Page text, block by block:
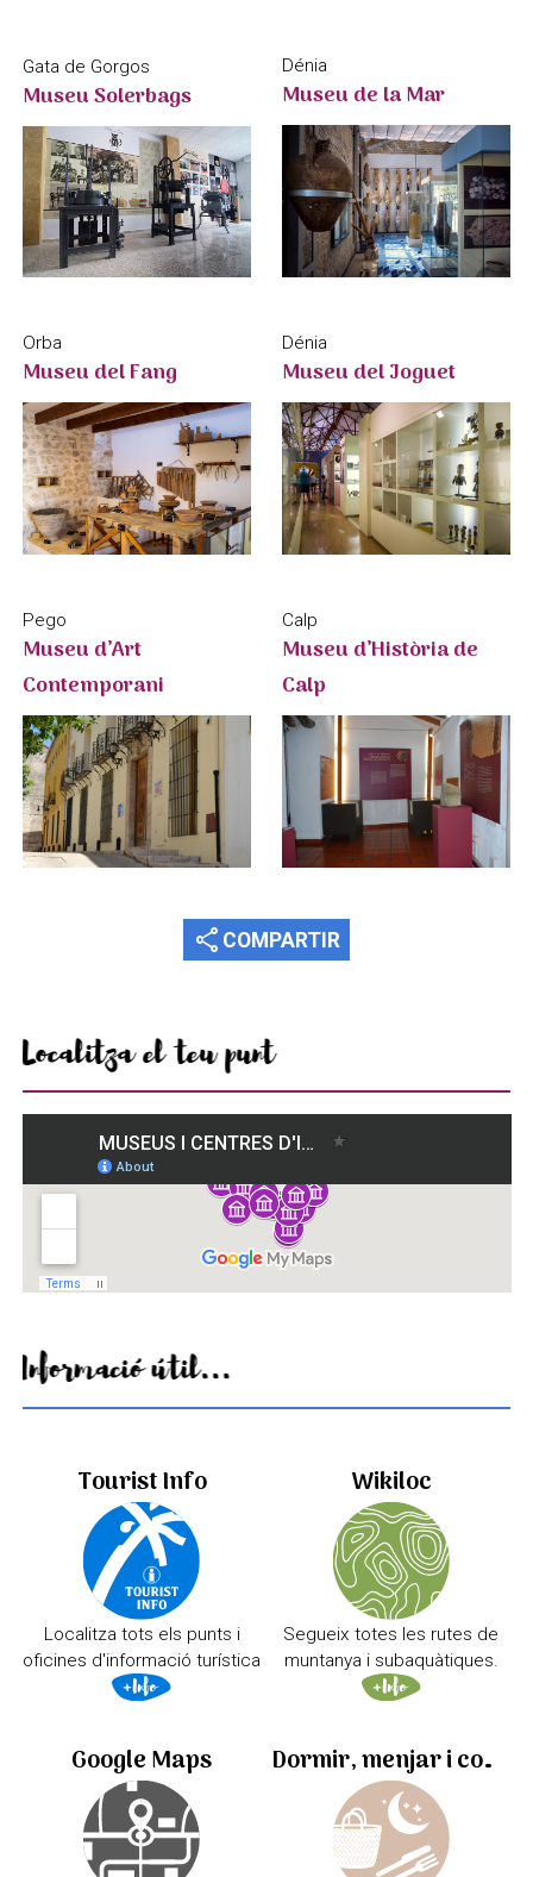
Gata de Gorgos
Museu Solerbags
Dénia
Museu de la Mar
Orba
Museu del Fang
Dénia
Museu del Joguet
Pego
Museu d’Art
Contemporani
Calp
Museu d’Història de
Calp
share COMPARTIR
Localitza el teu punt
Informació útil...
Tourist Info
Localitza tots els punts i
oficines d'informació turística
Wikiloc
Segueix totes les rutes de
muntanya i subaquàtiques.
Google Maps Dormir, menjar i comprar